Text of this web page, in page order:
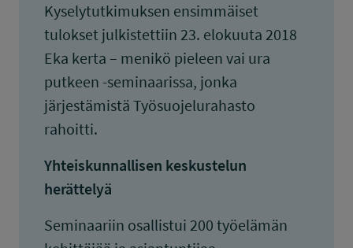
Kyselytutkimuksen ensimmäiset
tulokset julkistettiin 23. elokuuta 2018
Eka kerta – menikö pieleen vai ura
putkeen -seminaarissa, jonka
järjestämistä Työsuojelurahasto
rahoitti.
Yhteiskunnallisen keskustelun
herättelyä
Seminaariin osallistui 200 työelämän